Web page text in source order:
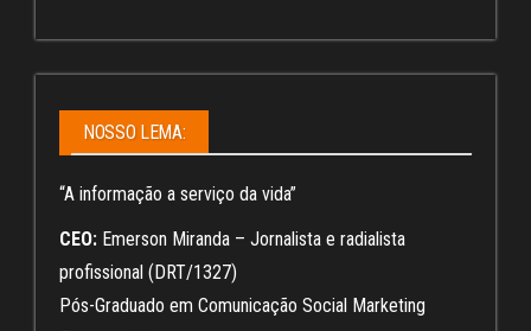
NOSSO LEMA:
“A informação a serviço da vida”
CEO: Emerson Miranda – Jornalista e radialista
profissional (DRT/1327)
Pós-Graduado em Comunicação Social Marketing